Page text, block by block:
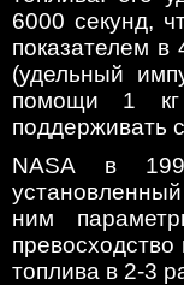
6000 секунд,
показателем в
(удельный
помощи 1 кг
поддерживать
NASA в
ним
топлива в 2-3